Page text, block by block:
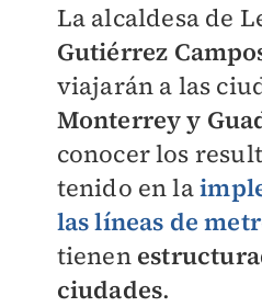
La alcaldesa de
Gutiérrez
viajarán a las
Monterrey y
conocer los
tenido en la
las líneas de
tienen
ciudades.